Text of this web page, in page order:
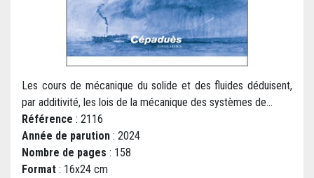
Les cours de mécanique du solide et des fluides déduisent,
par additivité, les lois de la mécanique des systèmes de...
Référence : 2116
Année de parution : 2024
Nombre de pages : 158
Format : 16x24 cm